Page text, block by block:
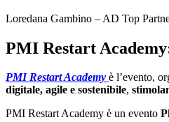
Loredana Gambino – AD Top
PMI Restart
PMI Restart Academy è l’evento,
digitale, agile e sostenibile,
PMI Restart Academy è un evento